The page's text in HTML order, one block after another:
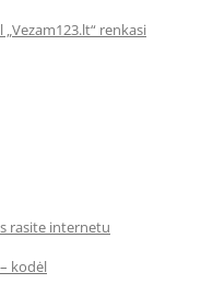
renkasi
rasite internetu
kodėl